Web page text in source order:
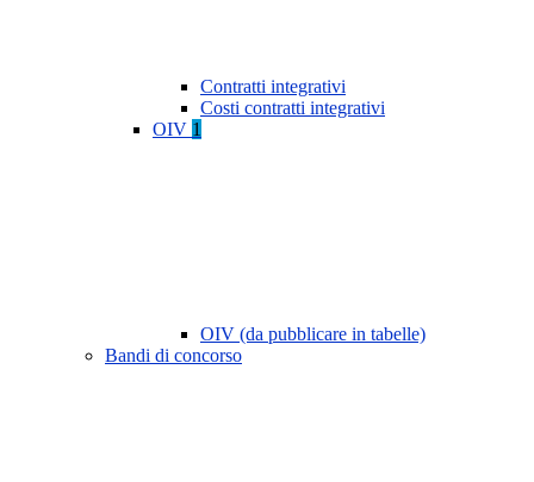
Contratti integrativi
Costi contratti integrativi
OIV 1
OIV (da pubblicare in tabelle)
Bandi di concorso